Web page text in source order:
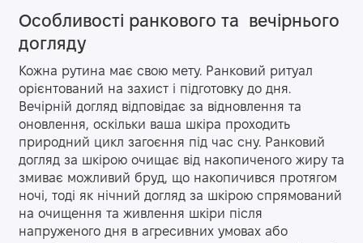
Особливості ранкового та вечірнього
догляду
Кожна рутина має свою мету. Ранковий ритуал
орієнтований на захист і підготовку до дня.
Вечірній догляд відповідає за відновлення та
оновлення, оскільки ваша шкіра проходить
природний цикл загоєння під час сну. Ранковий
догляд за шкірою очищає від накопиченого жиру та
змиває можливий бруд, що накопичився протягом
ночі, тоді як нічний догляд за шкірою спрямований
на очищення та живлення шкіри після
напруженого дня в агресивних умовах або